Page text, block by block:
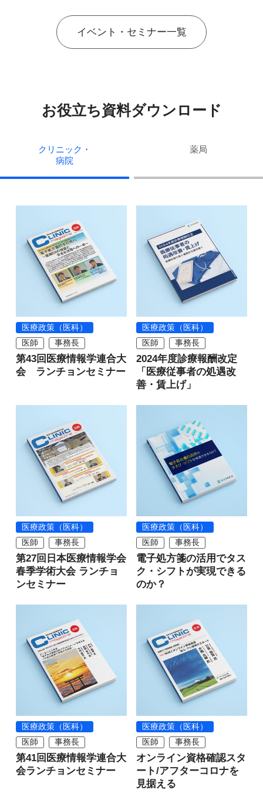
イベント・セミナー一覧
お役立ち資料ダウンロード
クリニック・
病院
薬局
医療政策（医科）
医師
事務長
第43回医療情報学連合大
会 ランチョンセミナー
医療政策（医科）
医師
事務長
2024年度診療報酬改定
「医療従事者の処遇改
善・賃上げ」
医療政策（医科）
医師
事務長
第27回日本医療情報学会
春季学術大会 ランチョ
ンセミナー
医療政策（医科）
医師
事務長
電子処方箋の活用でタス
ク・シフトが実現できる
のか？
医療政策（医科）
医師
事務長
第41回医療情報学連合大
会ランチョンセミナー
医療政策（医科）
医師
事務長
オンライン資格確認スタ
ート/アフターコロナを
見据える